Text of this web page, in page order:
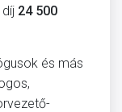
24 500
és más